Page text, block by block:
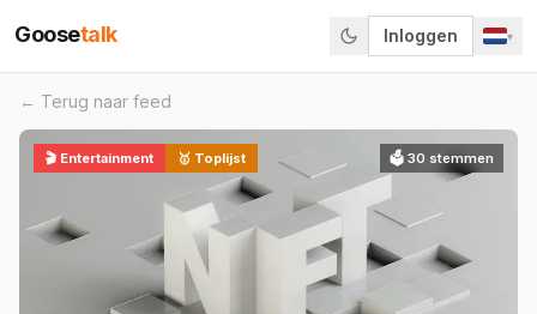
Goosetalk Inloggen ▾
← Terug naar feed
🎬 Entertainment 🥇 Toplijst 🗳 30 stemmen